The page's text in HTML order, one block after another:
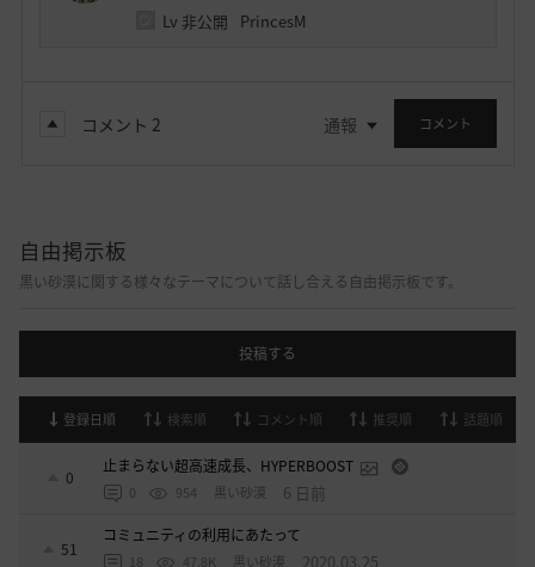
Lv 非公開 PrincesM
コメント 2 通報 コメント
自由掲示板
黒い砂漠に関する様々なテーマについて話し合える自由掲示板です。
投稿する
登録日順 検索順 コメント順 推奨順 話題順
0
止まらない超高速成長、HYPERBOOST
0 954 黒い砂漠 6 日前
51
コミュニティの利用にあたって
18 47.8K 黒い砂漠 2020.03.25